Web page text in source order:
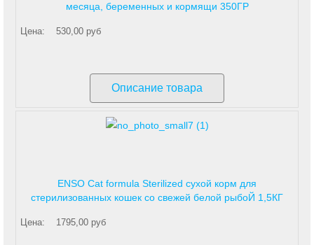
месяца, беременных и кормящи 350ГР
Цена: 530,00 руб
Описание товара
ENSO Cat formula Sterilized сухой корм для
стерилизованных кошек со свежей белой рыбоЙ 1,5КГ
Цена: 1795,00 руб